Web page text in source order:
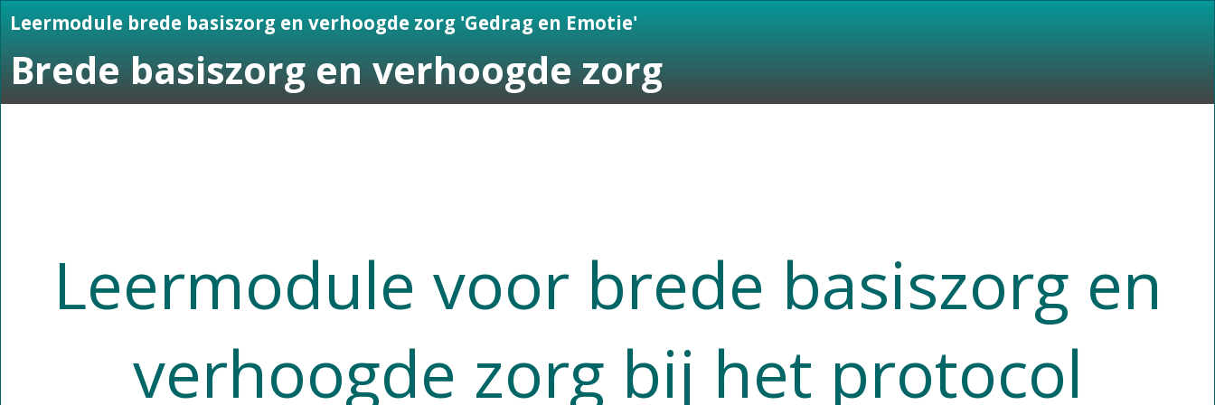
Leermodule brede basiszorg en verhoogde zorg 'Gedrag en Emotie'
Brede basiszorg en verhoogde zorg
Leermodule voor brede basiszorg en
verhoogde zorg bij het protocol